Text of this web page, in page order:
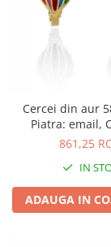
Cercei din aur
Piatra: email,
861,25
IN
ADAUGA IN